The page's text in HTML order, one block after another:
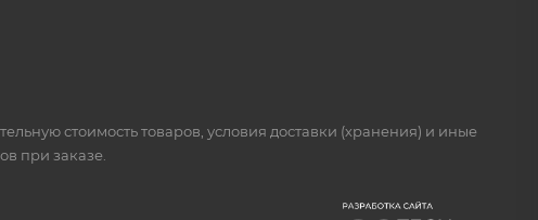
стоимость товаров, условия доставки (хранения) и иные
при заказе.